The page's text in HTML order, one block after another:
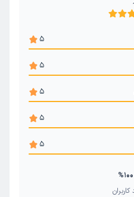
5
5
5
5
5
%100